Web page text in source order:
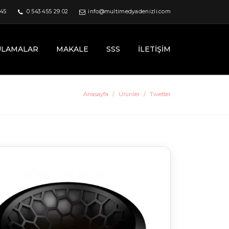
0 543 455 29 02 info@multimedyadenizli.com
MAKALE SSS İLETIŞIM
Anasayfa Ürünler Twetter